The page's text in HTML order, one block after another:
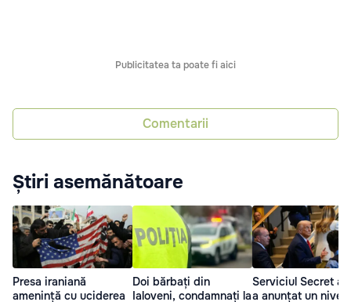
Publicitatea ta poate fi aici
Comentarii
Știri asemănătoare
Presa iraniană
amenință cu uciderea
Doi bărbați din
Ialoveni, condamnați la
Serviciul Secret al
a anunțat un nivel